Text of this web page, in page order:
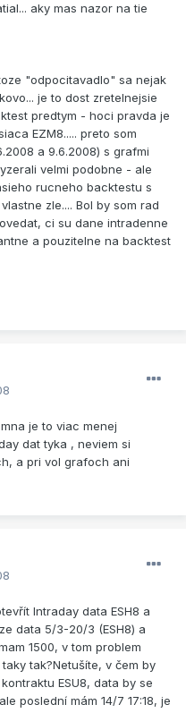
aky mas nazor na tie
"odpocitavadlo" sa nejak
je to dost zretelnejsie
predtym - hoci pravda je
EZM8..... preto som
a 9.6.2008) s grafmi
velmi podobne - ale
rucneho backtestu s
zle.... Bol by som rad
ci su dane intradenne
a pouzitelne na backtest
je to viac menej
dat tyka , neviem si
a pri vol grafoch ani
Intraday data ESH8 a
data 5/3-20/3 (ESH8) a
1500, v tom problem
tak?Netušíte, v čem by
ESU8, data by se
poslední mám 14/7 17:18, je